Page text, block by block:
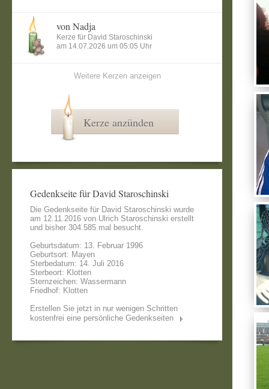
von Nadja
Kerze für David Staroschinski
am 14.07.2026 um 05:05 Uhr
Weitere Kerzen anzeigen
Kerze anzünden
Gedenkseite für David Staroschinski
Die Gedenkseite für David Staroschinski wurde
am 12.11.2016 von Ulrich Staroschinski erstellt
und bisher 304.585 mal besucht.
Geburtsdatum: 13. Februar 1996
Geburtsort: Mayen
Sterbedatum: 14. Juli 2016
Sterbeort: Klotten
Sternzeichen: Wassermann
Friedhof: Klotten
Erstellen Sie jetzt in nur wenigen Schritten
kostenfrei eine persönliche Gedenkseiten